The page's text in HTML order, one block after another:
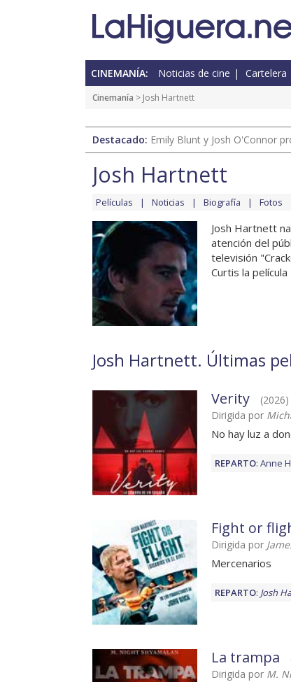
CINEMANÍA: Noticias de cine Cartelera
Cinemanía > Josh Hartnett
Destacado: Emily Blunt y Josh O'Connor
Josh Hartnett
Películas Noticias Biografía Fotos
Josh Hartnett
atención del
televisión
Curtis la
Josh Hartnett. Últimas
Verity
Dirigida por
No hay luz a
REPARTO: Anne
Fight or
Dirigida por
Mercenarios
REPARTO: Josh
La trampa
Dirigida por M.